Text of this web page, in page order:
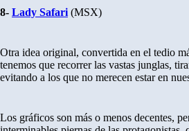
8- Lady Safari (MSX)
Otra idea original, convertida en el tedio
tenemos que recorrer las vastas junglas,
evitando a los que no merecen estar en
Los gráficos son más o menos decentes,